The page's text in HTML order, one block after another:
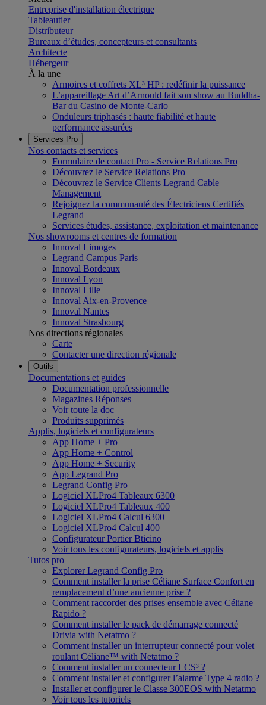
Entreprise d'installation électrique
Tableautier
Distributeur
Bureaux d’études, concepteurs et consultants
Architecte
Hébergeur
À la une
Armoires et coffrets XL³ HP : redéfinir la puissance
L’appareillage Art d’Arnould fait son show au Buddha-
Bar du Casino de Monte-Carlo
Onduleurs triphasés : haute fiabilité et haute
performance assurées
Services Pro
Nos contacts et services
Formulaire de contact Pro - Service Relations Pro
Découvrez le Service Relations Pro
Découvrez le Service Clients Legrand Cable
Management
Rejoignez la communauté des Électriciens Certifiés
Legrand
Services études, assistance, exploitation et maintenance
Nos showrooms et centres de formation
Innoval Limoges
Legrand Campus Paris
Innoval Bordeaux
Innoval Lyon
Innoval Lille
Innoval Aix-en-Provence
Innoval Nantes
Innoval Strasbourg
Nos directions régionales
Carte
Contacter une direction régionale
Outils
Documentations et guides
Documentation professionnelle
Magazines Réponses
Voir toute la doc
Produits supprimés
Applis, logiciels et configurateurs
App Home + Pro
App Home + Control
App Home + Security
App Legrand Pro
Legrand Config Pro
Logiciel XLPro4 Tableaux 6300
Logiciel XLPro4 Tableaux 400
Logiciel XLPro4 Calcul 6300
Logiciel XLPro4 Calcul 400
Configurateur Portier Bticino
Voir tous les configurateurs, logiciels et applis
Tutos pro
Explorer Legrand Config Pro
Comment installer la prise Céliane Surface Confort en
remplacement d’une ancienne prise ?
Comment raccorder des prises ensemble avec Céliane
Rapido ?
Comment installer le pack de démarrage connecté
Drivia with Netatmo ?
Comment installer un interrupteur connecté pour volet
roulant Céliane™ with Netatmo ?
Comment installer un connecteur LCS³ ?
Comment installer et configurer l’alarme Type 4 radio ?
Installer et configurer le Classe 300EOS with Netatmo
Voir tous les tutoriels